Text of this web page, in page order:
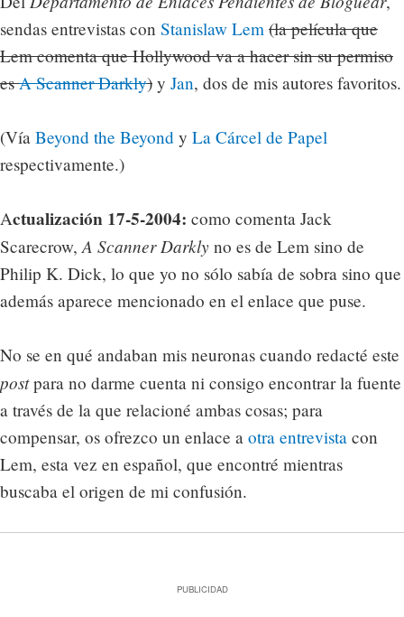
sendas entrevistas con Stanislaw Lem (la película que
Lem comenta que Hollywood va a hacer sin su permiso
esA Scanner Darkly) y Jan, dos de mis autores favoritos.
(Vía Beyond the Beyond y La Cárcel de Papel
respectivamente.)
Actualización 17-5-2004: como comenta Jack
Scarecrow, A Scanner Darkly no es de Lem sino de
Philip K. Dick, lo que yo no sólo sabía de sobra sino que
además aparece mencionado en el enlace que puse.
No se en qué andaban mis neuronas cuando redacté este
postpara no darme cuenta ni consigo encontrar la fuente
a través de la que relacioné ambas cosas; para
compensar, os ofrezco un enlace a otra entrevista con
Lem, esta vez en español, que encontré mientras
buscaba el origen de mi confusión.
PUBLICIDAD